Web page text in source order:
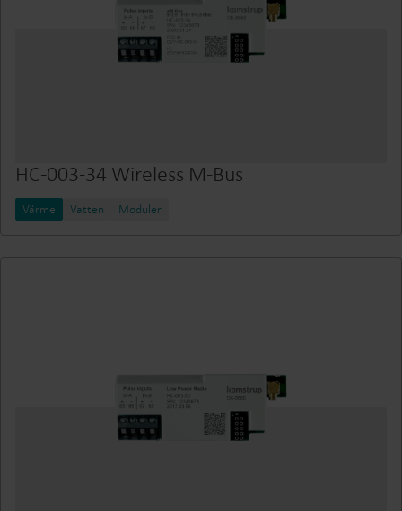
HC-003-34 Wireless M-Bus
Värme Vatten Moduler